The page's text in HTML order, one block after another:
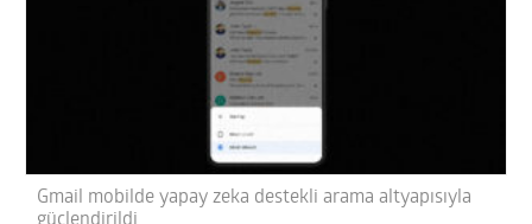
Gmail mobilde yapay zeka destekli arama altyapısıyla
güçlendirildi